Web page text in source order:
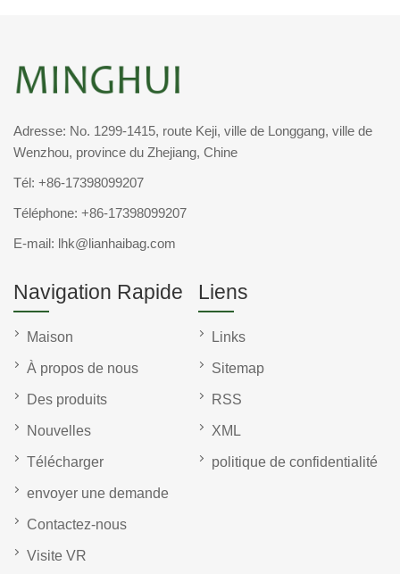
Adresse: No. 1299-1415, route Keji, ville de Longgang, ville de
Wenzhou, province du Zhejiang, Chine
Tél: +86-17398099207
Téléphone: +86-17398099207
E-mail: lhk@lianhaibag.com
Navigation Rapide
Maison
À propos de nous
Des produits
Nouvelles
Télécharger
envoyer une demande
Contactez-nous
Visite VR
Liens
Links
Sitemap
RSS
XML
politique de confidentialité